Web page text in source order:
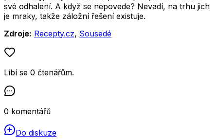
své odhalení. A když se nepovede? Nevadí, na trhu jich
je mraky, takže záložní řešení existuje.
Zdroje: Recepty.cz, Sousedé
Líbí se 0 čtenářům.
0 komentářů
Do diskuze